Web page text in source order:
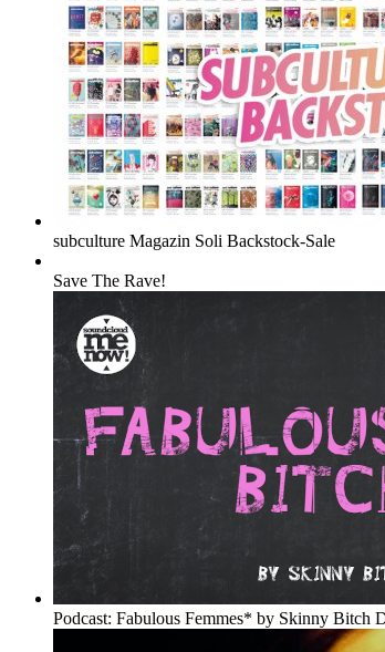
subculture Magazin Soli Backstock-Sale
Save The Rave!
Podcast: Fabulous Femmes* by Skinny Bitch